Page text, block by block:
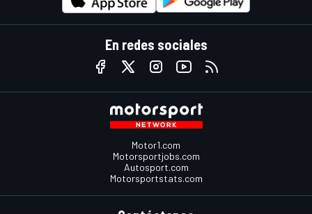
En redes sociales
Motor1.com
Motorsportjobs.com
Autosport.com
Motorsportstats.com